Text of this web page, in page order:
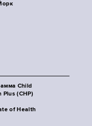
Child
Plus (CHP)
of Health